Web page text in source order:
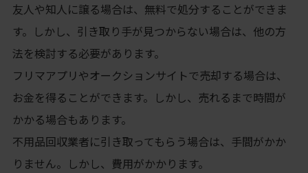
友人や知人に譲る場合は、無料で処分することができま
す。しかし、引き取り手が見つからない場合は、他の方
法を検討する必要があります。
フリマアプリやオークションサイトで売却する場合は、
お金を得ることができます。しかし、売れるまで時間が
かかる場合もあります。
不用品回収業者に引き取ってもらう場合は、手間がかか
りません。しかし、費用がかかります。